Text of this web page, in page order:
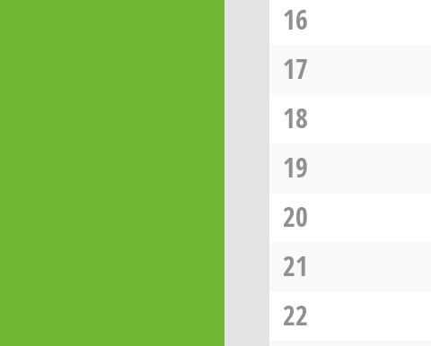
16
17
18
19
20
21
22